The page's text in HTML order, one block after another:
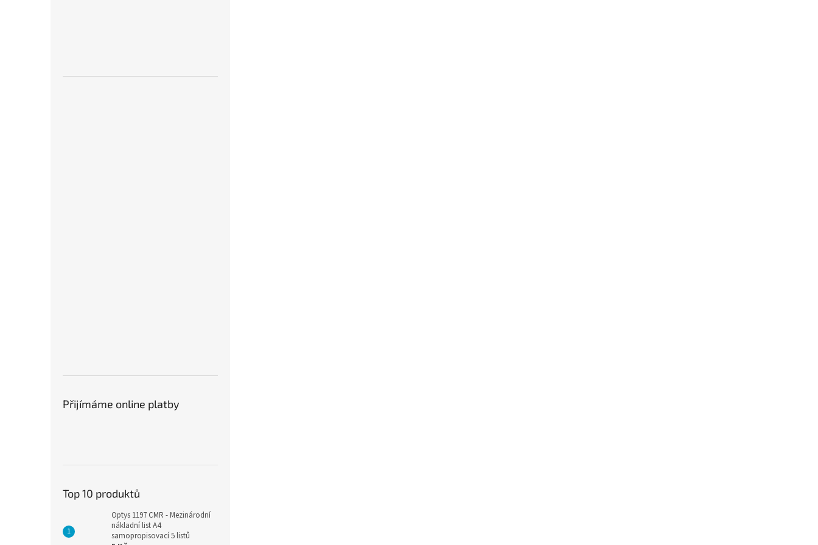
Přijímáme online platby
Top 10 produktů
Optys 1197 CMR - Mezinárodní
nákladní list A4
samopropisovací 5 listů